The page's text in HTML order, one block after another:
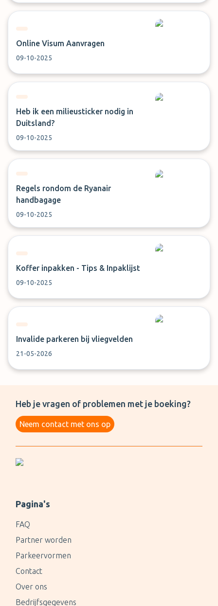
Online Visum Aanvragen
09-10-2025
Heb ik een milieusticker nodig in
Duitsland?
09-10-2025
Regels rondom de Ryanair
handbagage
09-10-2025
Koffer inpakken - Tips & Inpaklijst
09-10-2025
Invalide parkeren bij vliegvelden
21-05-2026
Heb je vragen of problemen met je boeking?
Neem contact met ons op
Pagina's
FAQ
Partner worden
Parkeervormen
Contact
Over ons
Bedrijfsgegevens